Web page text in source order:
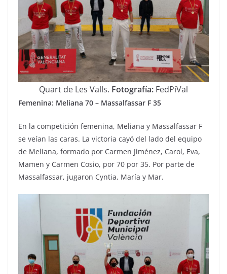
Quart de Les Valls. Fotografía: FedPiVal
Femenina: Meliana 70 – Massalfassar F 35
En la competición femenina, Meliana y Massalfassar F
se veían las caras. La victoria cayó del lado del equipo
de Meliana, formado por Carmen Jiménez, Carol, Eva,
Mamen y Carmen Cosio, por 70 por 35. Por parte de
Massalfassar, jugaron Cyntia, María y Mar.